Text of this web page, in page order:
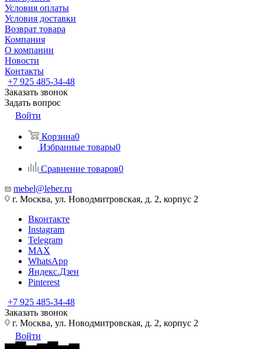
Условия оплаты
Условия доставки
Возврат товара
Компания
О компании
Новости
Контакты
+7 925 485-34-48
Заказать звонок
Задать вопрос
Войти
Корзина0
Избранные товары0
Сравнение товаров0
mebel@leber.ru
г. Москва, ул. Новодмитровская, д. 2, корпус 2
Вконтакте
Instagram
Telegram
MAX
WhatsApp
Яндекс.Дзен
Pinterest
+7 925 485-34-48
Заказать звонок
г. Москва, ул. Новодмитровская, д. 2, корпус 2
Войти